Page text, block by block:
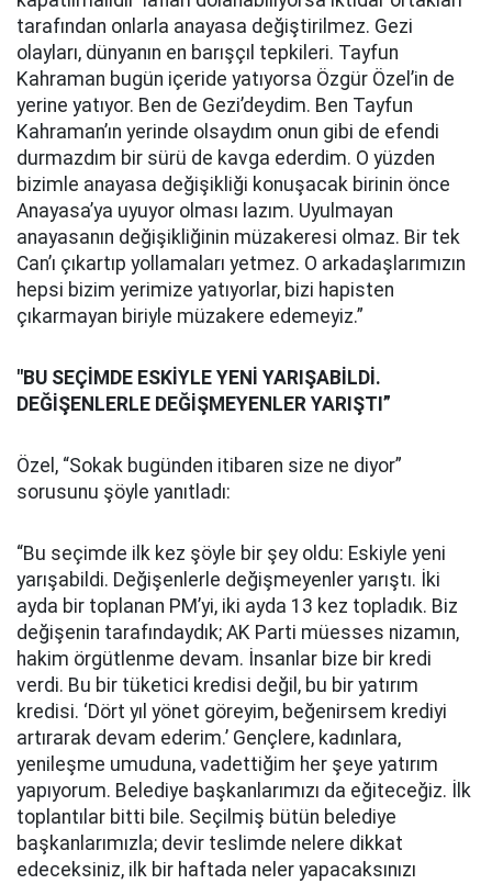
tarafından onlarla anayasa değiştirilmez. Gezi
olayları, dünyanın en barışçıl tepkileri. Tayfun
Kahraman bugün içeride yatıyorsa Özgür Özel’in de
yerine yatıyor. Ben de Gezi’deydim. Ben Tayfun
Kahraman’ın yerinde olsaydım onun gibi de efendi
durmazdım bir sürü de kavga ederdim. O yüzden
bizimle anayasa değişikliği konuşacak birinin önce
Anayasa’ya uyuyor olması lazım. Uyulmayan
anayasanın değişikliğinin müzakeresi olmaz. Bir tek
Can’ı çıkartıp yollamaları yetmez. O arkadaşlarımızın
hepsi bizim yerimize yatıyorlar, bizi hapisten
çıkarmayan biriyle müzakere edemeyiz.”
"BU SEÇİMDE ESKİYLE YENİ YARIŞABİLDİ.
DEĞİŞENLERLE DEĞİŞMEYENLER YARIŞTI”
Özel, “Sokak bugünden itibaren size ne diyor”
sorusunu şöyle yanıtladı:
“Bu seçimde ilk kez şöyle bir şey oldu: Eskiyle yeni
yarışabildi. Değişenlerle değişmeyenler yarıştı. İki
ayda bir toplanan PM’yi, iki ayda 13 kez topladık. Biz
değişenin tarafındaydık; AK Parti müesses nizamın,
hakim örgütlenme devam. İnsanlar bize bir kredi
verdi. Bu bir tüketici kredisi değil, bu bir yatırım
kredisi. ‘Dört yıl yönet göreyim, beğenirsem krediyi
artırarak devam ederim.’ Gençlere, kadınlara,
yenileşme umuduna, vadettiğim her şeye yatırım
yapıyorum. Belediye başkanlarımızı da eğiteceğiz. İlk
toplantılar bitti bile. Seçilmiş bütün belediye
başkanlarımızla; devir teslimde nelere dikkat
edeceksiniz, ilk bir haftada neler yapacaksınızı